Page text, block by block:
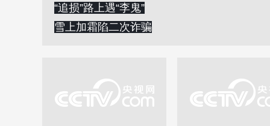
“追损”路上遇“李鬼”
雪上加霜陷二次诈骗